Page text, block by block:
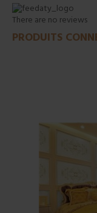
There are no reviews
PRODUITS